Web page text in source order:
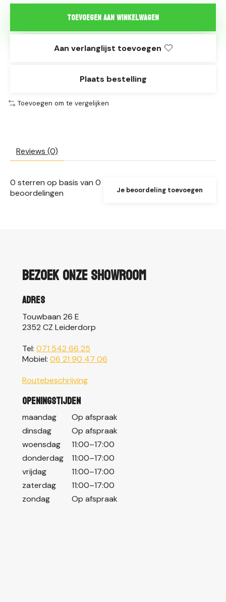
Toevoegen aan winkelwagen
Aan verlanglijst toevoegen
Plaats bestelling
Toevoegen om te vergelijken
Reviews (0)
0 sterren op basis van 0
beoordelingen
Je beoordeling toevoegen
Bezoek onze showroom
Adres
Touwbaan 26 E
2352 CZ Leiderdorp
Tel: 071 542 66 25
Mobiel: 06 21 90 47 06
Routebeschrijving
Openingstijden
maandag
Op afspraak
dinsdag
Op afspraak
woensdag
11:00–17:00
donderdag
11:00–17:00
vrijdag
11:00–17:00
zaterdag
11:00–17:00
zondag
Op afspraak